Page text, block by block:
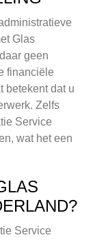
Glas
geen
financiële
betekent dat u
Zelfs
Service
wat het een
Service